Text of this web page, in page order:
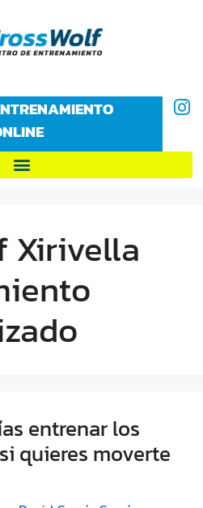
Xirivella
entrenar los
quieres moverte